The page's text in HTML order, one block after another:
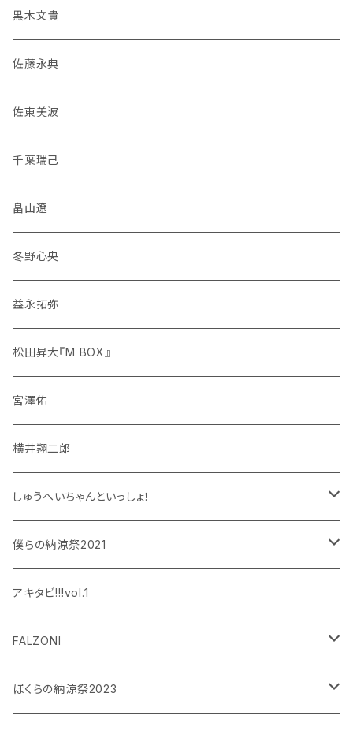
黒木文貴
佐藤永典
佐東美波
千葉瑞己
畠山遼
冬野心央
益永拓弥
松田昇大『M BOX』
宮澤佑
横井翔二郎
しゅうへいちゃんといっしょ！
和泉宗兵
設楽銀河
平賀勇成
吉岡佑
僕らの納涼祭2021
和泉宗兵
神永圭佑
小波津亜廉
アキタビ!!!vol.1
FALZONI
笠間淳の黄昏古書堂
ぼくらの納涼祭2023